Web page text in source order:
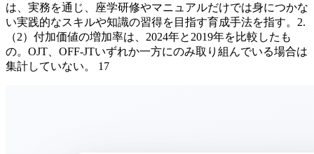
は、実務を通じ、座学研修やマニュアルだけでは身につかな
い実践的なスキルや知識の習得を目指す育成手法を指す。2.
（2）付加価値の増加率は、2024年と2019年を比較したも
の。OJT、OFF-JTいずれか一方にのみ取り組んでいる場合は
集計していない。 17